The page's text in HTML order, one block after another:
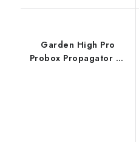
Garden High Pro
Probox Propagator M,